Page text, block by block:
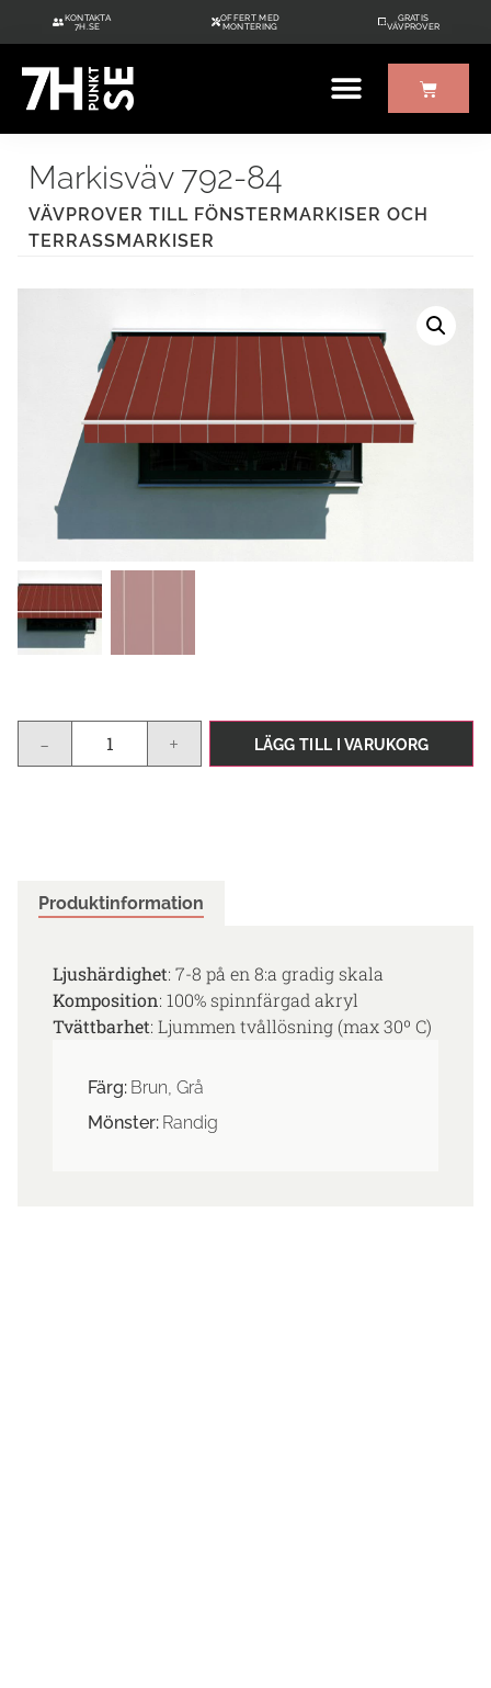
KONTAKTA
7H.SE
OFFERT MED
MONTERING
GRATIS
VÄVPROVER
Markisväv 792-84
VÄVPROVER TILL FÖNSTERMARKISER OCH
TERRASSMARKISER
- + LÄGG TILL I VARUKORG
Produktinformation
Ljushärdighet: 7-8 på en 8:a gradig skala
Komposition: 100% spinnfärgad akryl
Tvättbarhet: Ljummen tvållösning (max 30º C)
Färg: Brun, Grå
Mönster: Randig